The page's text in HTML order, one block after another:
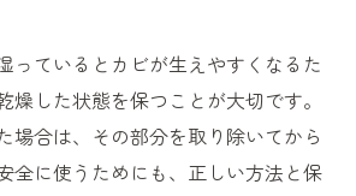
っているとカビが生えやすくなるた
燥した状態を保つことが大切です。
場合は、その部分を取り除いてから
全に使うためにも、正しい方法と保